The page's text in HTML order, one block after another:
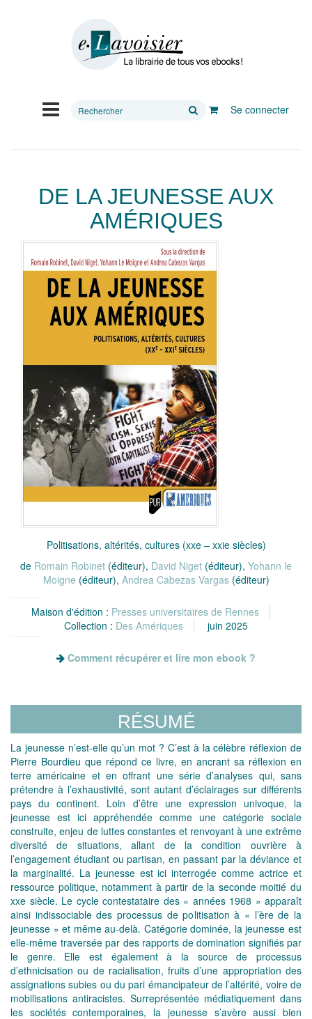
Rechercher
Se connecter
DE LA JEUNESSE AUX
AMÉRIQUES
Politisations, altérités, cultures (xxe – xxie siècles)
de Romain Robinet (éditeur), David Niget (éditeur), Yohann le
Moigne (éditeur), Andrea Cabezas Vargas(éditeur)
Maison d'édition : Presses universitaires de Rennes
Collection : Des Amériques juin 2025
Comment récupérer et lire mon ebook ?
RÉSUMÉ
La jeunesse n’est-elle qu’un mot ? C’est à la célèbre réflexion de
Pierre Bourdieu que répond ce livre, en ancrant sa réflexion en
terre américaine et en offrant une série d’analyses qui, sans
prétendre à l’exhaustivité, sont autant d’éclairages sur différents
pays du continent. Loin d’être une expression univoque, la
jeunesse est ici appréhendée comme une catégorie sociale
construite, enjeu de luttes constantes et renvoyant à une extrême
diversité de situations, allant de la condition ouvrière à
l’engagement étudiant ou partisan, en passant par la déviance et
la marginalité. La jeunesse est ici interrogée comme actrice et
ressource politique, notamment à partir de la seconde moitié du
xxe siècle. Le cycle contestataire des « années 1968 » apparaît
ainsi indissociable des processus de politisation à « l’ère de la
jeunesse » et même au-delà. Catégorie dominée, la jeunesse est
elle-même traversée par des rapports de domination signifiés par
le genre. Elle est également à la source de processus
d’ethnicisation ou de racialisation, fruits d’une appropriation des
assignations subies ou du pari émancipateur de l’altérité, voire de
mobilisations antiracistes. Surreprésentée médiatiquement dans
les sociétés contemporaines, la jeunesse s’avère aussi bien